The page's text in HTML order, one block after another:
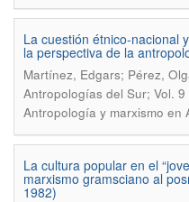
La cuestión étnico-nacional
la perspectiva de la
Martínez, Edgars; Pérez,
Antropologías del Sur; Vol.
Antropología y marxismo en
La cultura popular en el
marxismo gramsciano al
1982)